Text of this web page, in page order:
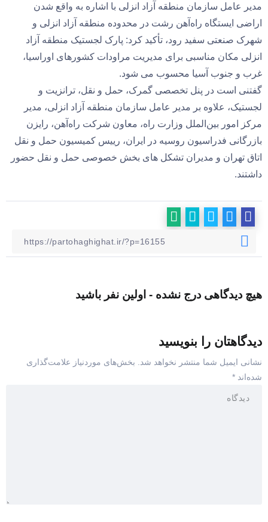
مدیر عامل سازمان منطقه آزاد انزلی با اشاره به واقع شدن
اراضی ایستگاه راه‌آهن رشت در محدوده منطقه آزاد انزلی و
شهرک صنعتی سفید رود، تأکید کرد: پارک لجستیک منطقه آزاد
انزلی مکان مناسبی برای مدیریت مراودات کشورهای اوراسیا،
غرب و جنوب آسیا محسوب می شود.
گفتنی است در پنل تخصصی گمرک، حمل و نقل، ترانزیت و
لجستیک، علاوه بر مدیر عامل سازمان منطقه آزاد انزلی، مدیر
مرکز امور بین‌الملل وزارت راه، معاون شرکت راه‌آهن، رایزن
بازرگانی فدراسیون روسیه در ایران، رییس کمیسیون حمل و نقل
اتاق تهران و مدیران تشکل های بخش خصوصی حمل و نقل حضور
داشتند.
هیچ دیدگاهی درج نشده - اولین نفر باشید
دیدگاهتان را بنویسید
نشانی ایمیل شما منتشر نخواهد شد.
بخش‌های موردنیاز علامت‌گذاری
شده‌اند *